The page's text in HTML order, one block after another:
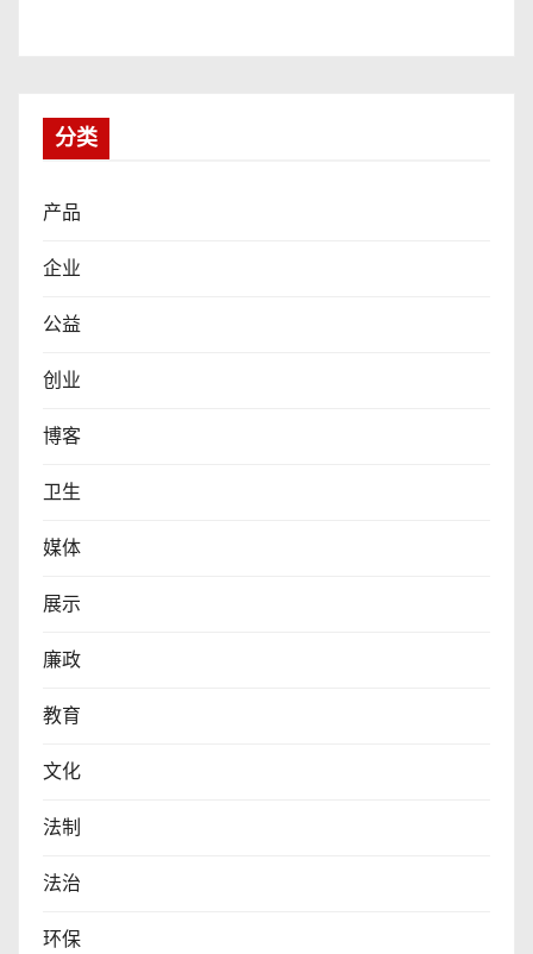
分类
产品
企业
公益
创业
博客
卫生
媒体
展示
廉政
教育
文化
法制
法治
环保